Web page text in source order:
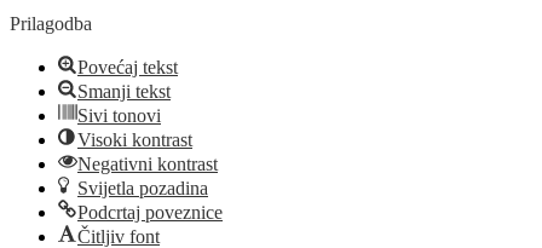
Prilagodba
Povećaj tekst
Smanji tekst
Sivi tonovi
Visoki kontrast
Negativni kontrast
Svijetla pozadina
Podcrtaj poveznice
Čitljiv font